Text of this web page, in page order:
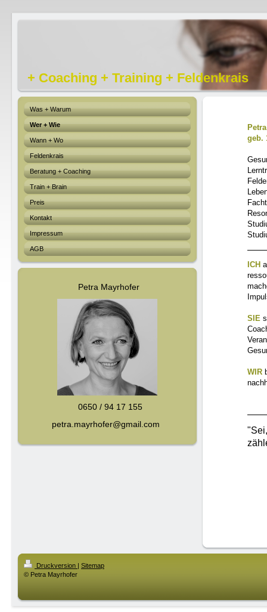
+ Coaching + Training + Feldenkrais
Was + Warum
Wer + Wie
Wann + Wo
Feldenkrais
Beratung + Coaching
Train + Brain
Preis
Kontakt
Impressum
AGB
Petra Mayrhofer
0650 / 94 17 155
petra.mayrhofer@gmail.com
geb.
ICH
SIE
WIR
Druckversion | Sitemap
© Petra Mayrhofer